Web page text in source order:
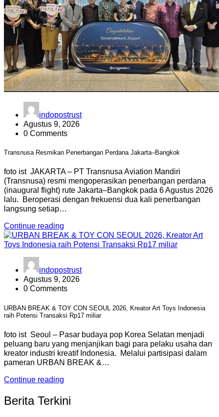
indopostrust
Agustus 9, 2026
0 Comments
Transnusa Resmikan Penerbangan Perdana Jakarta–Bangkok
foto ist JAKARTA – PT Transnusa Aviation Mandiri
(Transnusa) resmi mengoperasikan penerbangan perdana
(inaugural flight) rute Jakarta–Bangkok pada 6 Agustus 2026
lalu. Beroperasi dengan frekuensi dua kali penerbangan
langsung setiap…
Continue reading
indopostrust
Agustus 9, 2026
0 Comments
URBAN BREAK & TOY CON SEOUL 2026, Kreator Art Toys Indonesia
raih Potensi Transaksi Rp17 miliar
foto ist Seoul – Pasar budaya pop Korea Selatan menjadi
peluang baru yang menjanjikan bagi para pelaku usaha dan
kreator industri kreatif Indonesia. Melalui partisipasi dalam
pameran URBAN BREAK &…
Continue reading
Berita Terkini